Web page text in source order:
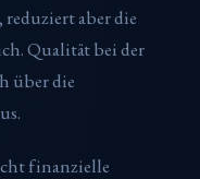
aber die
Qualität bei der
über die
finanzielle